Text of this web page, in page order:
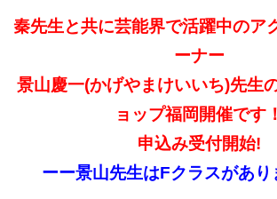
秦先生と共に芸能界で活躍中のア
ーナー
景山慶一(かげやまけいいち)先生
ョップ福岡開催です！
申込み受付開始!
ーー景山先生はFクラスがあり